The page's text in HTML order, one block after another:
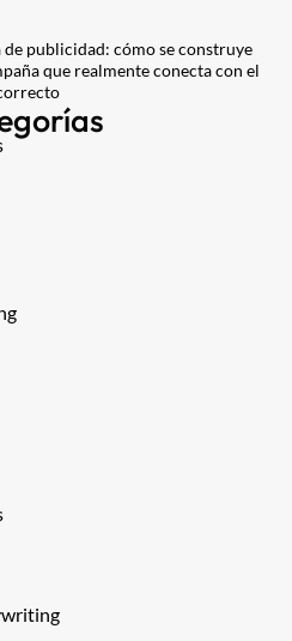
de publicidad: cómo se construye
que realmente conecta con el